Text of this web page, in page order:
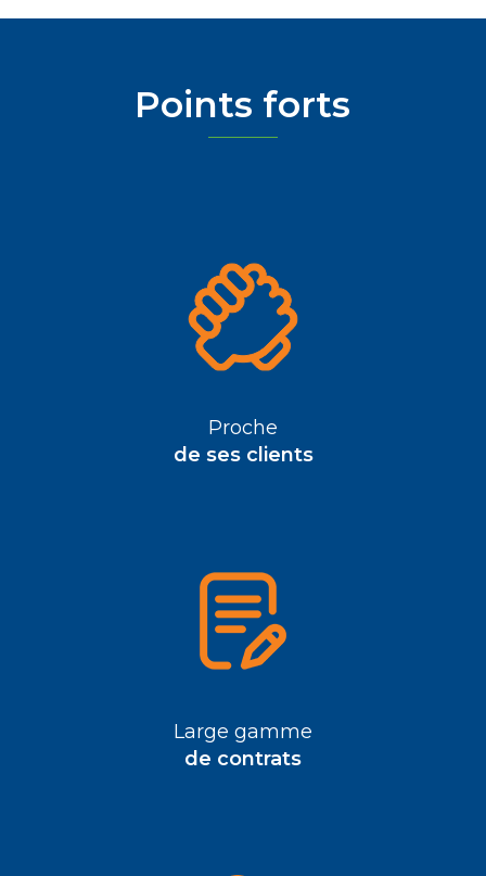
Points forts
Proche
de ses clients
Large gamme
de contrats